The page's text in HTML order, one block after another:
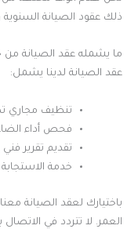
ذلك عقود الصيانة السنوية
ما يشمله عقد الصيانة من
عقد الصيانة لدينا يشمل:
تنظيف مجاري
فحص أداء
تقديم تقرير
خدمة
باختيارك لعقد الصيانة
العمر. لا تتردد في الاتصال